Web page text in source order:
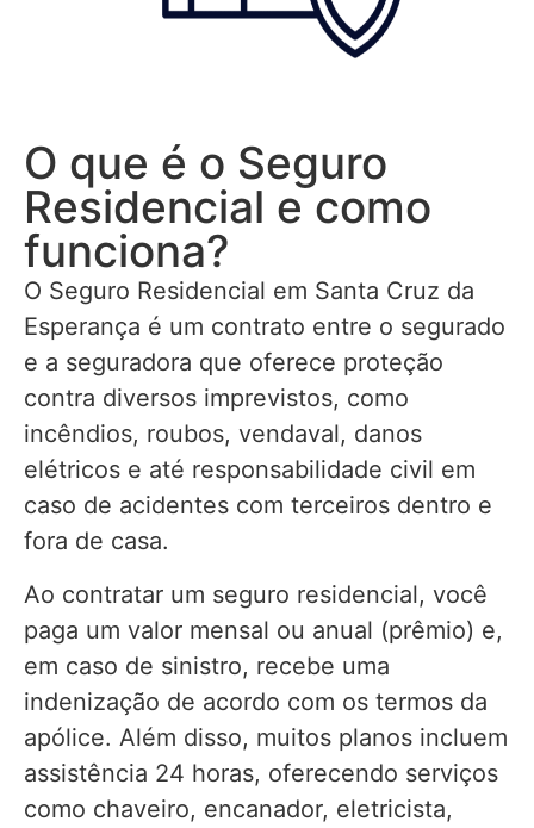
O que é o Seguro
Residencial e como
funciona?
O Seguro Residencial em Santa Cruz da
Esperança é um contrato entre o segurado
e a seguradora que oferece proteção
contra diversos imprevistos, como
incêndios, roubos, vendaval, danos
elétricos e até responsabilidade civil em
caso de acidentes com terceiros dentro e
fora de casa.
Ao contratar um seguro residencial, você
paga um valor mensal ou anual (prêmio) e,
em caso de sinistro, recebe uma
indenização de acordo com os termos da
apólice. Além disso, muitos planos incluem
assistência 24 horas, oferecendo serviços
como chaveiro, encanador, eletricista,